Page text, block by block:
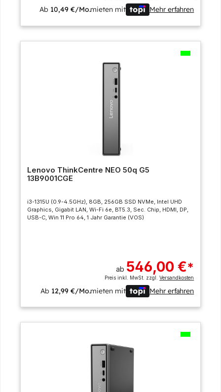
Ab 10,49 €/Mo.mieten mit Mehr erfahren
Lenovo ThinkCentre NEO 50q G5
13B9001CGE
i3-1315U (0.9-4.5GHz), 8GB, 256GB SSD NVMe, Intel UHD
Graphics, Gigabit LAN, Wi-Fi 6e, BT5.3, Sec. Chip, HDMI, DP,
USB-C, Win 11 Pro 64, 1 Jahr Garantie (VOS)
ab 546,00 €*
Preis inkl. MwSt. zzgl.Versandkosten
Ab 12,99 €/Mo.mieten mit Mehr erfahren